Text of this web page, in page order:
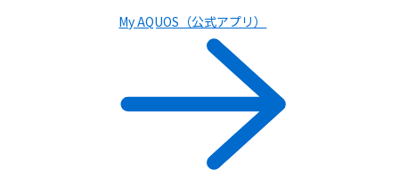
My AQUOS（公式アプリ）